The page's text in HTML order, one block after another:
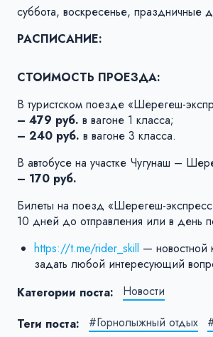
суббота, воскресенье, праздничные
РАСПИСАНИЕ:
СТОИМОСТЬ ПРОЕЗДА:
В туристском поезде «Шерегеш-
– 479 руб. в вагоне 1 класса;
– 240 руб. в вагоне 3 класса.
В автобусе на участке Чугунаш –
– 170 руб.
Билеты на поезд «Шерегеш-
10 дней до отправления или в день
https://t.me/rider_skill — новостной
задать любой интересующий
Категории поста:
Новости
Теги поста:
#Горнолыжный отдых